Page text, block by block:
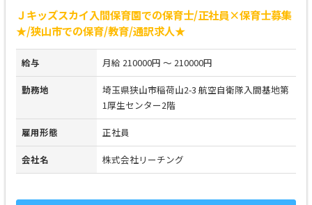
Ｊキッズスカイ入間保育園での保育士/正社員×保育士募集
★/狭山市での保育/教育/通訳求人★
給与 月給 210000円 ～ 210000円
勤務地
埼玉県狭山市稲荷山2-3 航空自衛隊入間基地第
1厚生センター2階
雇用形態 正社員
会社名 株式会社リーチング